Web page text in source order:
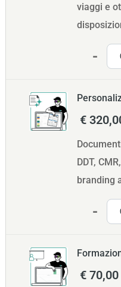
viaggi e
€
DDT,
branding
€ 70,00